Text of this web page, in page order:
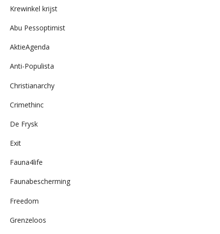
Krewinkel krijst
Abu Pessoptimist
AktieAgenda
Anti-Populista
Christianarchy
Crimethinc
De Frysk
Exit
Fauna4life
Faunabescherming
Freedom
Grenzeloos